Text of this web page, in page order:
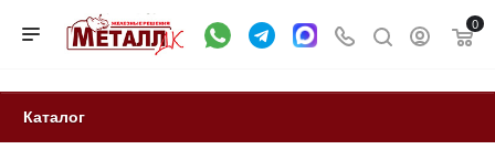
0
Каталог